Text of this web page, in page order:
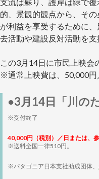
的、景観的観点から、そ
が利益を享受するために
去活動や建設反対活動を
この3月14日に市民上映会
※通常上映費は、50,000円
●3月14日「川の
※受付終了
40,000円（税別）／日または、
※送料全国一律510円。
※パタゴニア日本支社助成団体、